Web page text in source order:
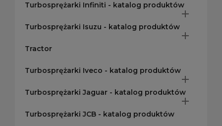
Turbosprężarki Infiniti - katalog produktów

Turbosprężarki Isuzu - katalog produktów

Tractor
Turbosprężarki Iveco - katalog produktów

Turbosprężarki Jaguar - katalog produktów

Turbosprężarki JCB - katalog produktów